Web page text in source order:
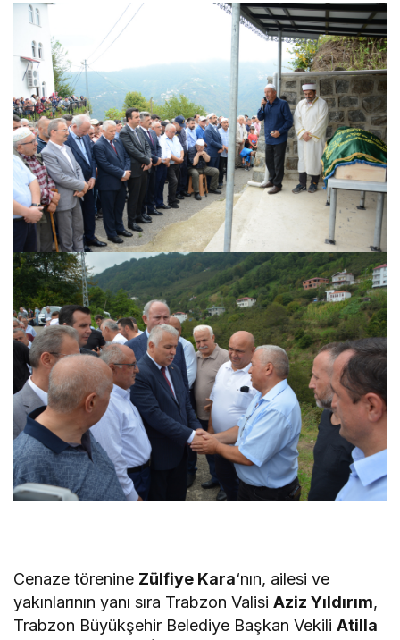
Cenaze törenine Zülfiye Kara‘nın, ailesi ve
yakınlarının yanı sıra Trabzon ValisiAziz Yıldırım,
Trabzon Büyükşehir Belediye Başkan VekiliAtilla